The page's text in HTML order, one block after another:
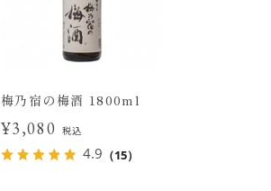
梅乃宿の梅酒 1800ml
¥3,080 税込
4.9 （15）